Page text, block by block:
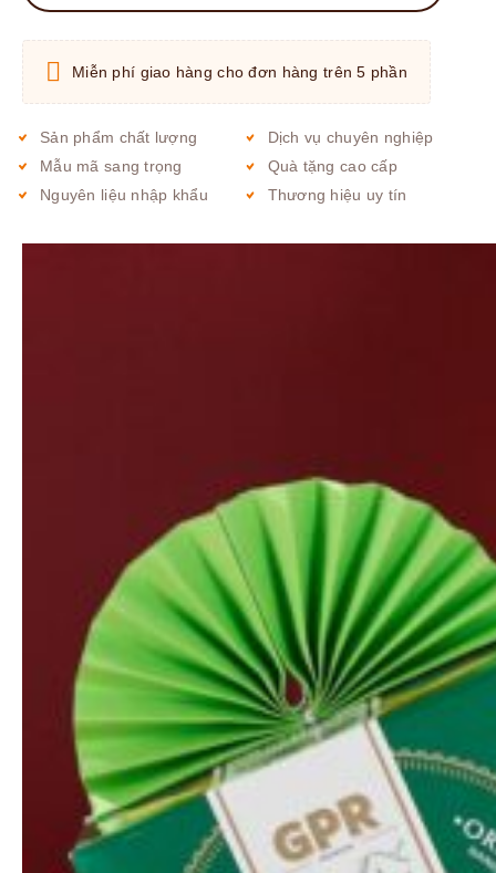
Miễn phí giao hàng cho đơn hàng trên 5 phần
Sản phẩm chất lượng
Mẫu mã sang trọng
Nguyên liệu nhập khẩu
Dịch vụ chuyên nghiệp
Quà tặng cao cấp
Thương hiệu uy tín